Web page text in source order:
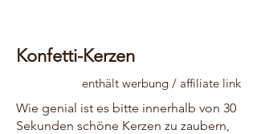
Konfetti-Kerzen
enthält werbung / affiliate link
Wie genial ist es bitte innerhalb von 30
Sekunden schöne Kerzen zu zaubern,